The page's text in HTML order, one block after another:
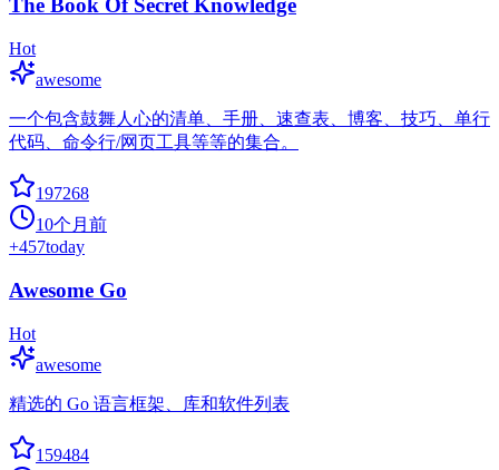
The Book Of Secret Knowledge
Hot
awesome
一个包含鼓舞人心的清单、手册、速查表、博客、技巧、单行
代码、命令行/网页工具等等的集合。
197268
10个月前
+457today
Awesome Go
Hot
awesome
精选的 Go 语言框架、库和软件列表
159484